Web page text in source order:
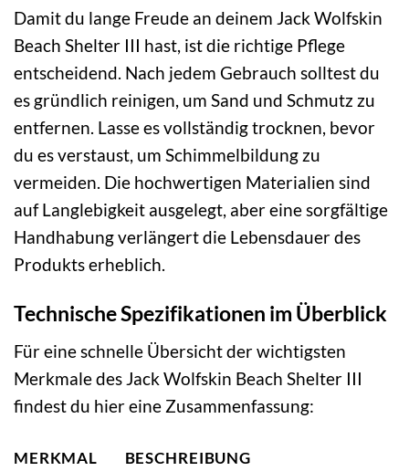
Damit du lange Freude an deinem Jack Wolfskin
Beach Shelter III hast, ist die richtige Pflege
entscheidend. Nach jedem Gebrauch solltest du
es gründlich reinigen, um Sand und Schmutz zu
entfernen. Lasse es vollständig trocknen, bevor
du es verstaust, um Schimmelbildung zu
vermeiden. Die hochwertigen Materialien sind
auf Langlebigkeit ausgelegt, aber eine sorgfältige
Handhabung verlängert die Lebensdauer des
Produkts erheblich.
Technische Spezifikationen im Überblick
Für eine schnelle Übersicht der wichtigsten
Merkmale des Jack Wolfskin Beach Shelter III
findest du hier eine Zusammenfassung:
MERKMAL
BESCHREIBUNG